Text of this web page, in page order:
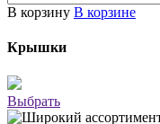
В корзину В корзине
Крышки
Выбрать